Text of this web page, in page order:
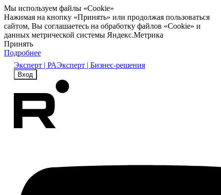
Мы используем файлы «Cookie»
Нажимая на кнопку «Принять» или продолжая пользоваться
сайтом, Вы соглашаетесь на обработку файлов «Cookie» и
данных метрической системы Яндекс.Метрика
Принять
Подробнее
Эксперт | РАЭксперт | Бизнес-решения
Вход